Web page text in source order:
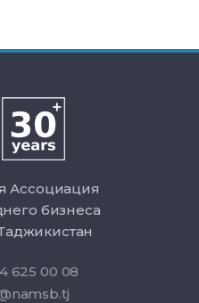
Ассоциация
бизнеса
625 00 08